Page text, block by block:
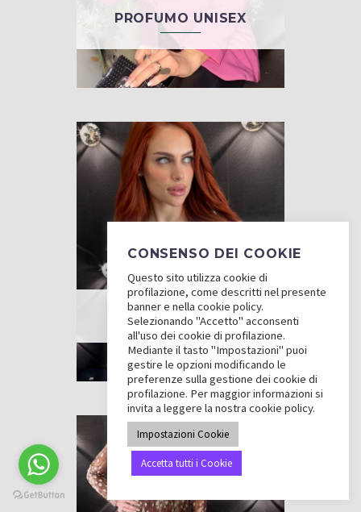
PROFUMO UNISEX
TOP E SHIRT
CONSENSO DEI COOKIE
Questo sito utilizza cookie di
profilazione, come descritti nel presente
banner e nella cookie policy.
Selezionando "Accetto" acconsenti
all'uso dei cookie di profilazione.
Mediante il tasto "Impostazioni" puoi
gestire le opzioni modificando le
preferenze sulla gestione dei cookie di
profilazione. Per maggior informazioni si
invita a leggere la nostra cookie policy.
Impostazioni Cookie
Accetta tutti i Cookie